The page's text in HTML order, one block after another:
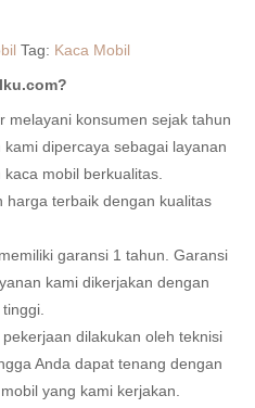
Tag: Kaca Mobil
melayani konsumen sejak tahun
dipercaya sebagai layanan
mobil berkualitas.
harga terbaik dengan kualitas
garansi 1 tahun. Garansi
kami dikerjakan dengan
dilakukan oleh teknisi
Anda dapat tenang dengan
yang kami kerjakan.